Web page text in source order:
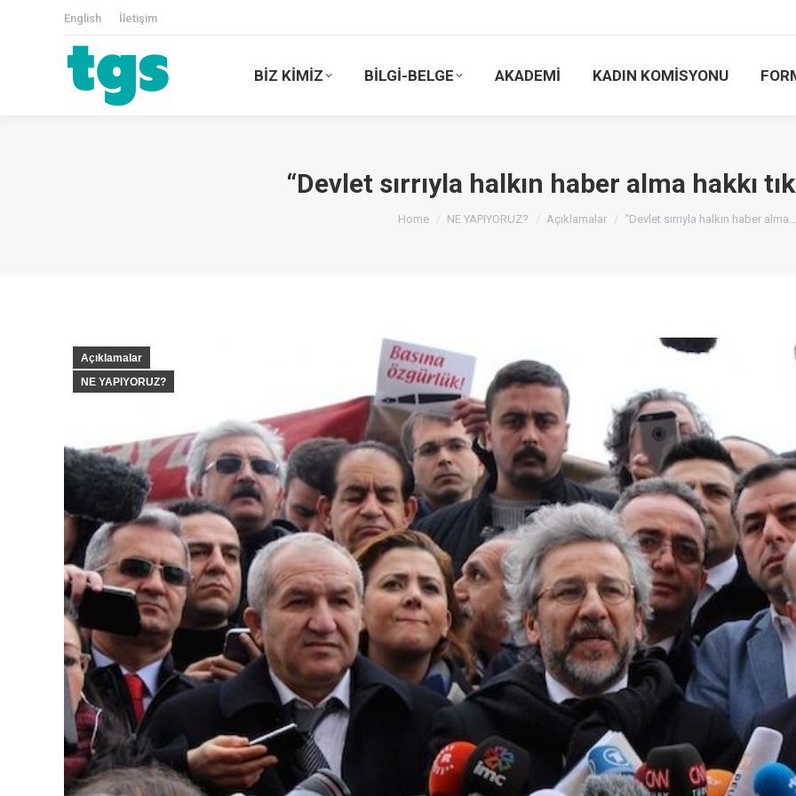
English İletişim
BİZ KİMİZ BİLGİ-BELGE AKADEMİ KADIN KOMİSYONU
“Devlet sırrıyla halkın haber alma hakkı
You are here:
Home NE YAPIYORUZ? Açıklamalar “Devlet sırrıyla halkın haber alma…
Açıklamalar
NE YAPIYORUZ?